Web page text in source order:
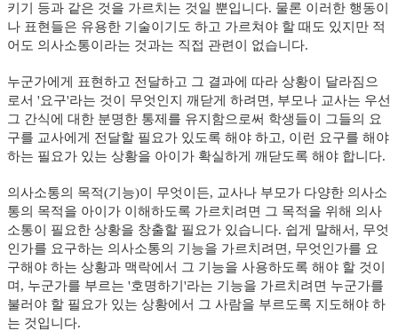
키기 등과 같은 것을 가르치는 것일 뿐입니다. 물론 이러한 행동이
나 표현들은 유용한 기술이기도 하고 가르쳐야 할 때도 있지만 적
어도 의사소통이라는 것과는 직접 관련이 없습니다.
누군가에게 표현하고 전달하고 그 결과에 따라 상황이 달라짐으
로서 '요구'라는 것이 무엇인지 깨닫게 하려면, 부모나 교사는 우선
그 간식에 대한 분명한 통제를 유지함으로써 학생들이 그들의 요
구를 교사에게 전달할 필요가 있도록 해야 하고, 이런 요구를 해야
하는 필요가 있는 상황을 아이가 확실하게 깨닫도록 해야 합니다.
의사소통의 목적(기능)이 무엇이든, 교사나 부모가 다양한 의사소
통의 목적을 아이가 이해하도록 가르치려면 그 목적을 위해 의사
소통이 필요한 상황을 창출할 필요가 있습니다. 쉽게 말해서, 무엇
인가를 요구하는 의사소통의 기능을 가르치려면, 무엇인가를 요
구해야 하는 상황과 맥락에서 그 기능을 사용하도록 해야 할 것이
며, 누군가를 부르는 '호명하기'라는 기능을 가르치려면 누군가를
불러야 할 필요가 있는 상황에서 그 사람을 부르도록 지도해야 하
는 것입니다.